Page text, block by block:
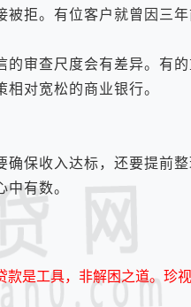
拒。有位客户就曾因三
审查尺度会有差异。有
对宽松的商业银行。
收入达标，还要提前整
有数。
是工具，非解困之道。珍